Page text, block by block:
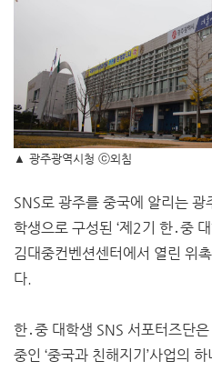
▲ 광주광역시청 ⓒ외침
SNS로 광주를 중국에 알리는
학생으로 구성된 ‘제2기 한․중
김대중컨벤션센터에서 열린 위
다.
한․중 대학생 SNS 서포터즈단
중인 ‘중국과 친해지기’사업의